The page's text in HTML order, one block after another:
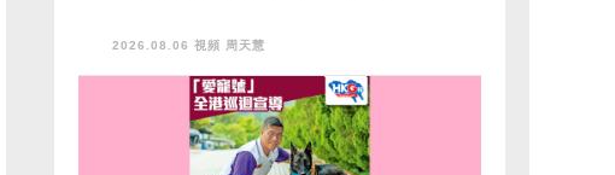
2026.08.06 視頻 周天慧